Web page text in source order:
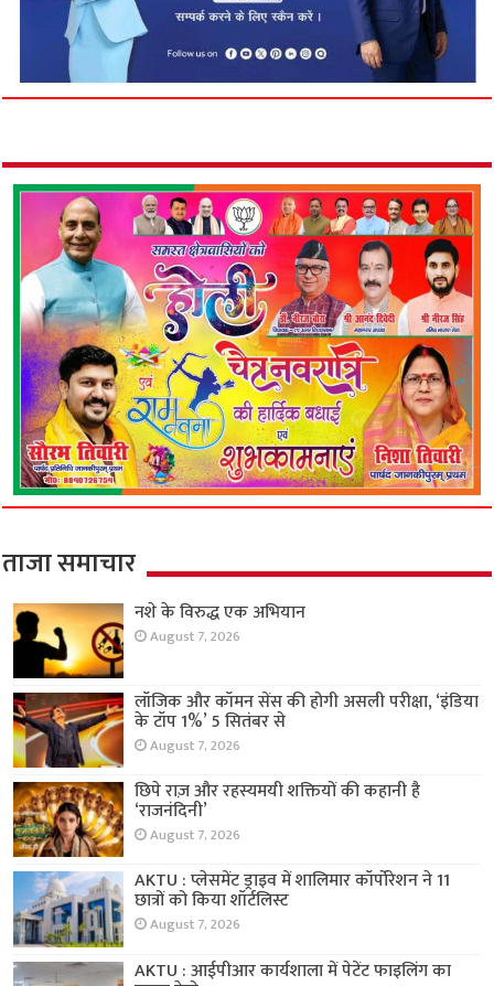
ताजा समाचार
नशे के विरुद्ध एक अभियान
August 7, 2026
लॉजिक और कॉमन सेंस की होगी असली परीक्षा, ‘इंडिया
के टॉप 1%’ 5 सितंबर से
August 7, 2026
छिपे राज़ और रहस्यमयी शक्तियों की कहानी है
‘राजनंदिनी’
August 7, 2026
AKTU : प्लेसमेंट ड्राइव में शालिमार कॉर्पोरेशन ने 11
छात्रों को किया शॉर्टलिस्ट
August 7, 2026
AKTU : आईपीआर कार्यशाला में पेटेंट फाइलिंग का